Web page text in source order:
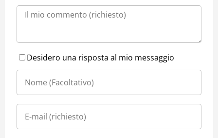
Desidero una risposta al mio messaggio